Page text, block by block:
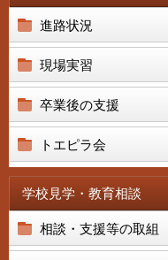
進路状況
現場実習
卒業後の支援
トエピラ会
学校見学・教育相談
相談・支援等の取組